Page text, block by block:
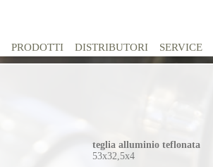
PRODOTTI DISTRIBUTORI SERVICE
teglia alluminio teflonata
53x32,5x4